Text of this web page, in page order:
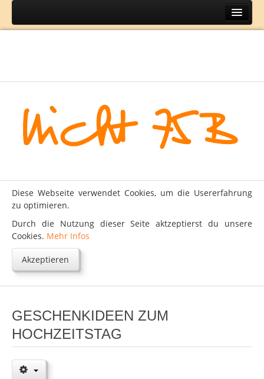
Home
Lifestyle
Mode
Kontakt
Impressum
Datenschutz
Diese Webseite verwendet Cookies, um die Usererfahrung
zu optimieren.
Durch die Nutzung dieser Seite aktzeptierst du unsere
Cookies. Mehr Infos
Akzeptieren
GESCHENKIDEEN ZUM
HOCHZEITSTAG